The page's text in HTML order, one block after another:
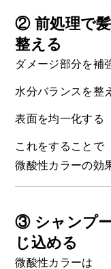
② 前処理で
整える
ダメージ部分を補
水分バランスを整
表面を均一化する
これをすることで
微酸性カラーの効
③ シャンプ
じ込める
微酸性カラーは